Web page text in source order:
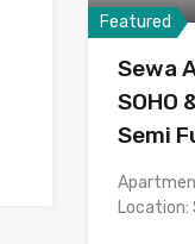
Featured
Sewa
SOHO
Semi
Location: